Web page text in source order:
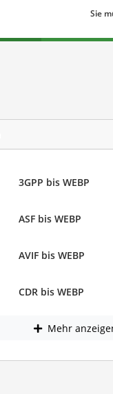
Sie
3GPP bis WEBP
ASF bis WEBP
AVIF bis WEBP
CDR bis WEBP
Mehr